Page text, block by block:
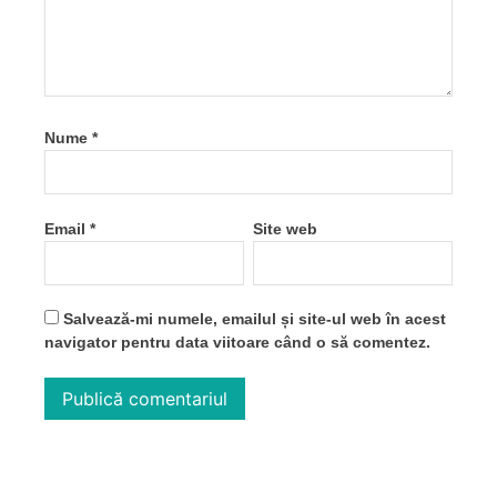
Nume *
Email * Site web
Salvează-mi numele, emailul și site-ul web în acest
navigator pentru data viitoare când o să comentez.